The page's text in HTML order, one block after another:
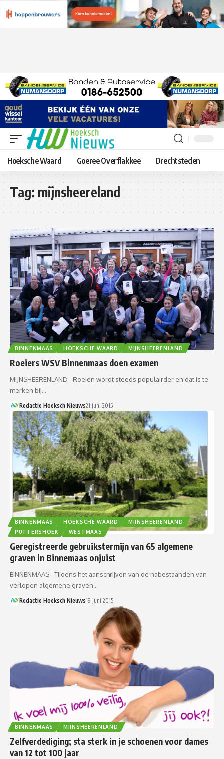
Hoeksche Waard Goeree Overflakkee Drechtsteden
Tag: mijnsheereland
BINNENMAAS HOEKSCHE WAARD MIJNSHEERENLAND
Roeiers WSV Binnenmaas doen examen
MIJNSHEERENLAND - Roeien wordt steeds populairder en dat is te
merken bij…
Redactie Hoeksch Nieuws21 juni 2015
BINNENMAAS HOEKSCHE WAARD
MIJNSHEERENLAND
PUTTERSHOEK
WESTMAAS
Geregistreerde gebruikstermijn van 65 algemene
graven in Binnemaas onjuist
BINNENMAAS - Tijdens het aanschrijven van de nabestaanden van
verlopen algemene graven…
Redactie Hoeksch Nieuws19 juni 2015
BINNENMAAS MIJNSHEERENLAND
Zelfverdediging; sta sterk in je schoenen voor dames
van 12 tot 100 jaar